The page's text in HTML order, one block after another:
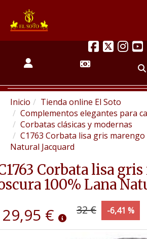
Inicio
Tienda online El Soto
Complementos elegantes para
Corbatas clásicas y modernas
C1763 Corbata lisa gris marengo
Natural Jacquard
Corbata lisa
100% Lana
29,95 € 32 € -6,41 %